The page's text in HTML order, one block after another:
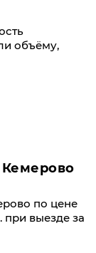
объёму,
Кемерово
по цене
при выезде за